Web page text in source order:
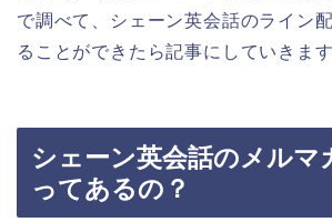
で調べて、シェーン英会話のライン
ることができたら記事にしていきま
シェーン英会話のメルマ
ってあるの？